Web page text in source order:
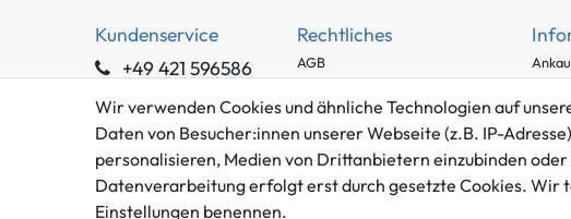
Kundenservice
+49 421 596586
info@gameworld.de
Kontaktformular
Rechtliches
AGB
Datenschutzerklärung
Barrierefreiheitserklärung
Widerrufs­recht
Wir verwenden Cookies und ähnliche Technologien auf
Daten von Besucher:innen unserer Webseite (z.B. IP-
personalisieren, Medien von Drittanbietern einzubinden
Datenverarbeitung erfolgt erst durch gesetzte Cookies. Wir
Einstellungen benennen.